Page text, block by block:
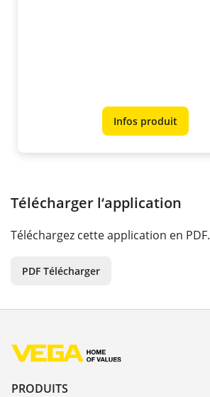
Infos produit
Télécharger l‘application
Téléchargez cette application en PDF.
PDF Télécharger
PRODUITS